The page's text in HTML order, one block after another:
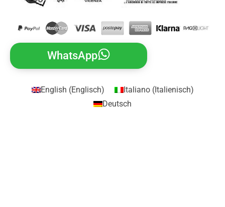
WhatsApp
English (Englisch) Italiano(Italienisch)
Deutsch